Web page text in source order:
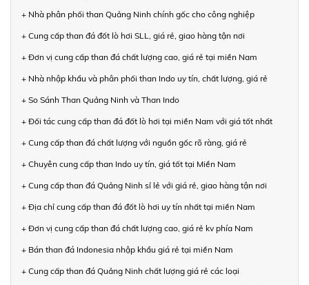
+ Nhà phân phối than Quảng Ninh chính gốc cho công nghiệp
+ Cung cấp than đá đốt lò hơi SLL, giá rẻ, giao hàng tận nơi
+ Đơn vị cung cấp than đá chất lượng cao, giá rẻ tại miền Nam
+ Nhà nhập khẩu và phân phối than Indo uy tín, chất lượng, giá rẻ
+ So Sánh Than Quảng Ninh và Than Indo
+ Đối tác cung cấp than đá đốt lò hơi tại miền Nam với giá tốt nhất
+ Cung cấp than đá chất lượng với nguồn gốc rõ ràng, giá rẻ
+ Chuyên cung cấp than Indo uy tín, giá tốt tại Miền Nam
+ Cung cấp than đá Quảng Ninh sỉ lẻ với giá rẻ, giao hàng tận nơi
+ Địa chỉ cung cấp than đá đốt lò hơi uy tín nhất tại miền Nam
+ Đơn vị cung cấp than đá chất lượng cao, giá rẻ kv phía Nam
+ Bán than đá Indonesia nhập khẩu giá rẻ tại miền Nam
+ Cung cấp than đá Quảng Ninh chất lượng giá rẻ các loại